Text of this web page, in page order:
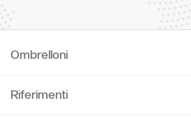
Ombrelloni
Riferimenti